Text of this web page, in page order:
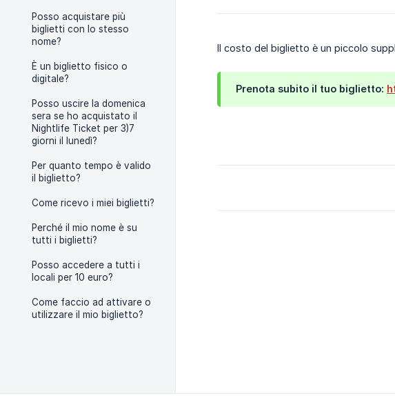
Posso acquistare più
biglietti con lo stesso
nome?
È un biglietto fisico o
digitale?
Posso uscire la domenica
sera se ho acquistato il
Nightlife Ticket per 3)7
giorni il lunedì?
Per quanto tempo è valido
il biglietto?
Come ricevo i miei biglietti?
Perché il mio nome è su
tutti i biglietti?
Posso accedere a tutti i
locali per 10 euro?
Come faccio ad attivare o
utilizzare il mio biglietto?
Il costo del biglietto è un piccolo
Prenota subito il tuo biglietto: